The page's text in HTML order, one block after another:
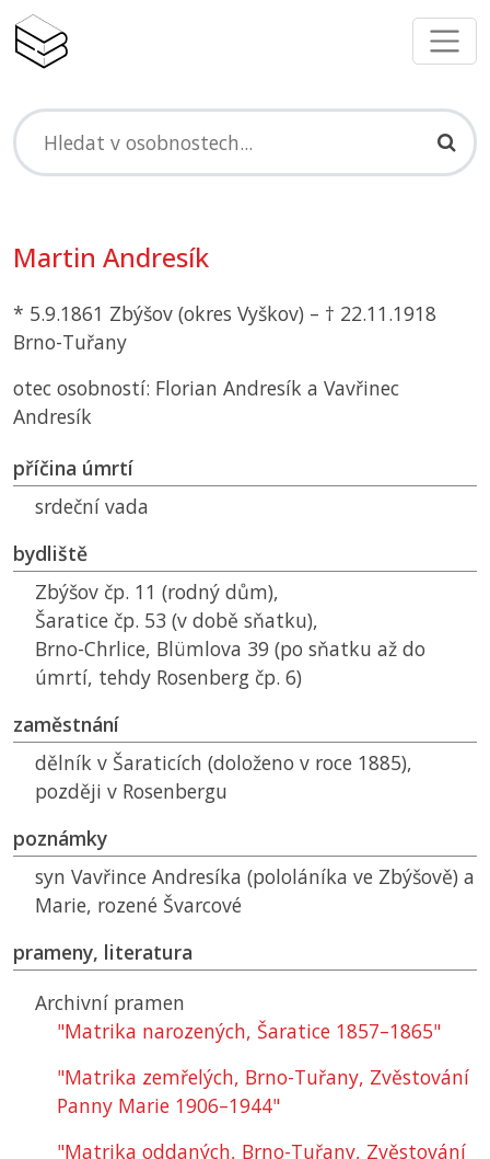
Martin Andresík
* 5.9.1861 Zbýšov (okres Vyškov) – † 22.11.1918
Brno-Tuřany
otec osobností: Florian Andresík a Vavřinec
Andresík
příčina úmrtí
srdeční vada
bydliště
Zbýšov čp. 11 (rodný dům),
Šaratice čp. 53 (v době sňatku),
Brno-Chrlice, Blümlova 39 (po sňatku až do
úmrtí, tehdy Rosenberg čp. 6)
zaměstnání
dělník v Šaraticích (doloženo v roce 1885),
později v Rosenbergu
poznámky
syn Vavřince Andresíka (pololáníka ve Zbýšově) a
Marie, rozené Švarcové
prameny, literatura
Archivní pramen
"Matrika narozených, Šaratice 1857–1865"
"Matrika zemřelých, Brno-Tuřany, Zvěstování
Panny Marie 1906–1944"
"Matrika oddaných, Brno-Tuřany, Zvěstování